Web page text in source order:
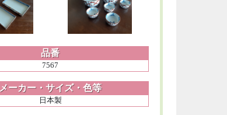
品番
7567
メーカー・サイズ・色等
日本製